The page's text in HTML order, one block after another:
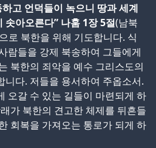
고 언덕들이 녹으니 땅과 세계
솟아오른다” 나훔 1장 5절(남북
로 북한을 위해 기도합니다. 식
람들을 강제 북송하여 그들에게
북한의 죄악을 예수 그리스도의
니다. 저들을 용서하여 주옵소서.
오갈 수 있는 길들이 마련되게 하
가 북한의 견고한 체제를 뒤흔들
회복을 가져오는 통로가 되게 하